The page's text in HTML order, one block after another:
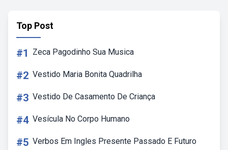
Top Post
#1 Zeca Pagodinho Sua Musica
#2 Vestido Maria Bonita Quadrilha
#3 Vestido De Casamento De Criança
#4 Vesícula No Corpo Humano
#5 Verbos Em Ingles Presente Passado E Futuro